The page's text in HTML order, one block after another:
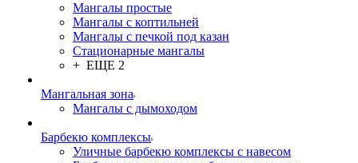
Мангалы простые
Мангалы с коптильней
Мангалы с печкой под казан
Стационарные мангалы
+ ЕЩЕ 2
Мангальная зона
Мангалы с дымоходом
Барбекю комплексы
Уличные барбекю комплексы с навесом